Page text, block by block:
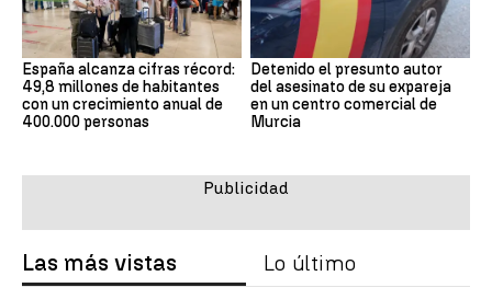
España alcanza cifras récord:
49,8 millones de habitantes
con un crecimiento anual de
400.000 personas
Detenido el presunto autor
del asesinato de su expareja
en un centro comercial de
Murcia
Las más vistas Lo último